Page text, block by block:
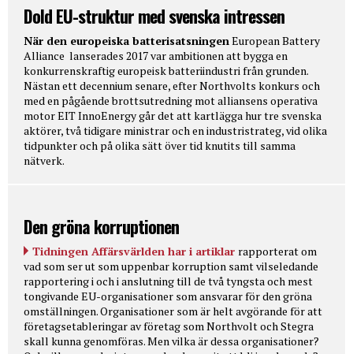
Dold EU-struktur med svenska intressen
När den europeiska batterisatsningenEuropean Battery
Alliance lanserades 2017 var ambitionen att bygga en
konkurrenskraftig europeisk batteriindustri från grunden.
Nästan ett decennium senare, efter Northvolts konkurs och
med en pågående brottsutredning mot alliansens operativa
motor EIT InnoEnergy går det att kartlägga hur tre svenska
aktörer, två tidigare ministrar och en industristrateg, vid olika
tidpunkter och på olika sätt över tid knutits till samma
nätverk.
Den gröna korruptionen
Tidningen Affärsvärlden har i artiklar rapporterat om
vad som ser ut som uppenbar korruption samt vilseledande
rapportering i och i anslutning till de två tyngsta och mest
tongivande EU-organisationer som ansvarar för den gröna
omställningen. Organisationer som är helt avgörande för att
företagsetableringar av företag som Northvolt och Stegra
skall kunna genomföras. Men vilka är dessa organisationer?